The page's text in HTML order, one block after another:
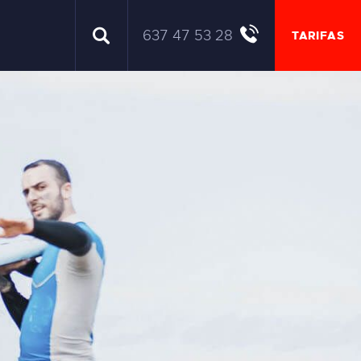
637 47 53 28 TARIFAS